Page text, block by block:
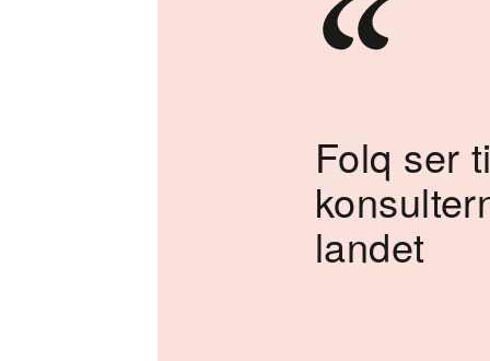
“
Folq ser
landet